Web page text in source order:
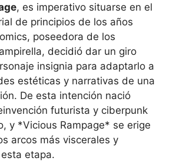
, es imperativo situarse en el
de principios de los años
poseedora de los
decidió dar un giro
insignia para adaptarlo a
estéticas y narrativas de una
De esta intención nació
futurista y ciberpunk
y *Vicious Rampage* se erige
arcos más viscerales y
etapa.